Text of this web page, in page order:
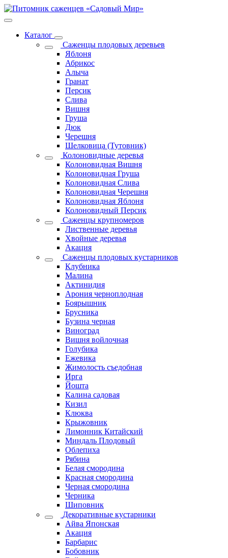
Каталог
Саженцы плодовых деревьев
Яблоня
Абрикос
Алыча
Гранат
Персик
Слива
Вишня
Груша
Дюк
Черешня
Шелковица (Тутовник)
Колоновидные деревья
Колоновидная Вишня
Колоновидная Груша
Колоновидная Слива
Колоновидная Черешня
Колоновидная Яблоня
Колоновидный Персик
Саженцы крупномеров
Лиственные деревья
Хвойные деревья
Акация
Саженцы плодовых кустарников
Клубника
Малина
Актинидия
Арония черноплодная
Боярышник
Брусника
Бузина черная
Виноград
Вишня войлочная
Голубика
Ежевика
Жимолость съедобная
Ирга
Йошта
Калина садовая
Кизил
Клюква
Крыжовник
Лимонник Китайский
Миндаль Плодовый
Облепиха
Рябина
Белая смородина
Красная смородина
Черная смородина
Черника
Шиповник
Декоративные кустарники
Айва Японская
Акация
Барбарис
Бобовник